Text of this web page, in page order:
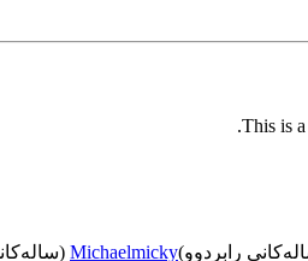
This is
رابردوو)Michaelmicky